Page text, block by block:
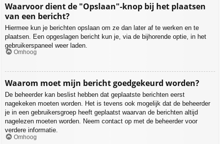
Waarvoor dient de "Opslaan"-knop bij het plaatsen
van een bericht?
Hiermee kun je berichten opslaan om ze dan later af te werken en te
plaatsen. Een opgeslagen bericht kun je, via de bijhorende optie, in het
gebruikerspaneel weer laden.
Omhoog
Waarom moet mijn bericht goedgekeurd worden?
De beheerder kan beslist hebben dat geplaatste berichten eerst
nagekeken moeten worden. Het is tevens ook mogelijk dat de beheerder
je in een gebruikersgroep heeft geplaatst waarvan de berichten altijd
nagelezen moeten worden. Neem contact op met de beheerder voor
verdere informatie.
Omhoog